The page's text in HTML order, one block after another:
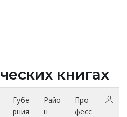
книгах
Губе
рния
Райо
н
Про
фесс